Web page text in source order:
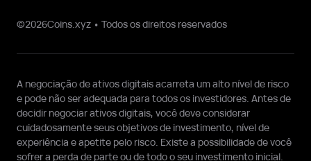
©2026Coins.xyz • Todos os direitos reservados
A negociação de ativos digitais acarreta um alto nível de risco
e pode não ser adequada para todos os investidores. Antes de
decidir negociar ativos digitais, você deve considerar
cuidadosamente seus objetivos de investimento, nível de
experiência e apetite pelo risco. Existe a possibilidade de você
sofrer a perda de parte ou de todo o seu investimento inicial.